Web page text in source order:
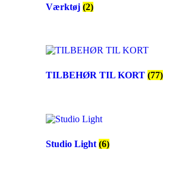
Værktøj (2)
TILBEHØR TIL KORT (77)
Studio Light (6)